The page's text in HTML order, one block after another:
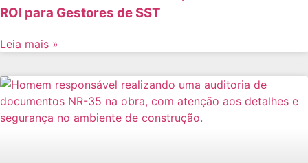
ROI para Gestores de SST
Leia mais »